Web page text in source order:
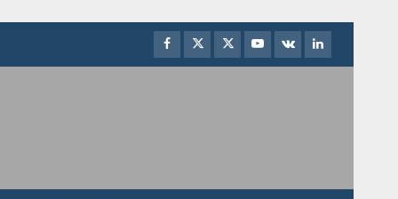
Facebook
TwitterInstagram
Youtube
VK LinkedIn